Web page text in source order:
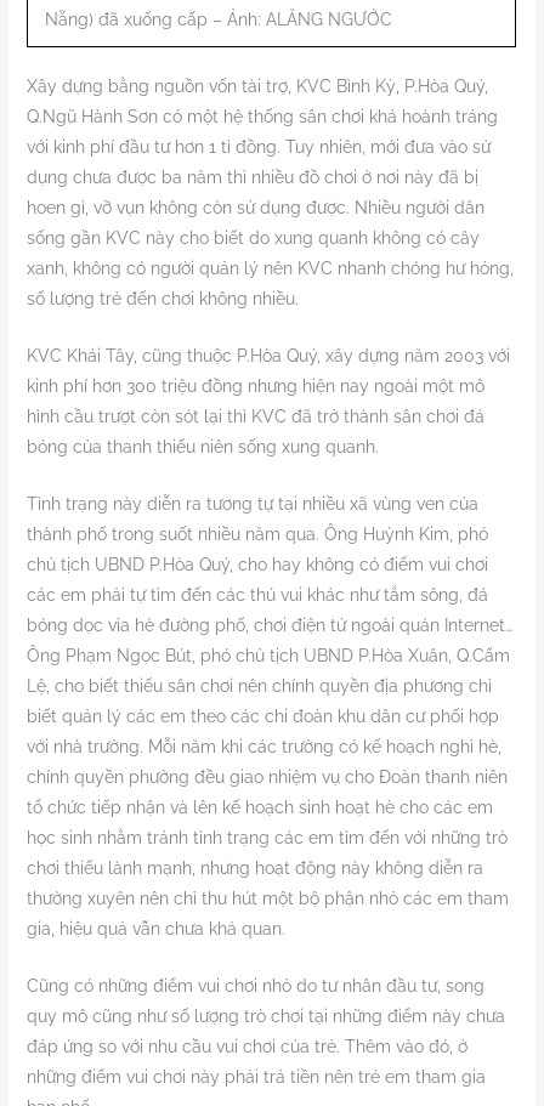
Nẵng) đã xuống cấp – Ảnh: ALĂNG NGƯỚC
Xây dựng bằng nguồn vốn tài trợ, KVC Bình Kỳ, P.Hòa Quý,
Q.Ngũ Hành Sơn có một hệ thống sân chơi khá hoành tráng
với kinh phí đầu tư hơn 1 tỉ đồng. Tuy nhiên, mới đưa vào sử
dụng chưa được ba năm thì nhiều đồ chơi ở nơi này đã bị
hoen gỉ, vỡ vụn không còn sử dụng được. Nhiều người dân
sống gần KVC này cho biết do xung quanh không có cây
xanh, không có người quản lý nên KVC nhanh chóng hư hỏng,
số lượng trẻ đến chơi không nhiều.
KVC Khái Tây, cũng thuộc P.Hòa Quý, xây dựng năm 2003 với
kinh phí hơn 300 triệu đồng nhưng hiện nay ngoài một mô
hình cầu trượt còn sót lại thì KVC đã trở thành sân chơi đá
bóng của thanh thiếu niên sống xung quanh.
Tình trạng này diễn ra tương tự tại nhiều xã vùng ven của
thành phố trong suốt nhiều năm qua. Ông Huỳnh Kim, phó
chủ tịch UBND P.Hòa Quý, cho hay không có điểm vui chơi
các em phải tự tìm đến các thú vui khác như tắm sông, đá
bóng dọc vỉa hè đường phố, chơi điện tử ngoài quán Internet…
Ông Phạm Ngọc Bút, phó chủ tịch UBND P.Hòa Xuân, Q.Cẩm
Lệ, cho biết thiếu sân chơi nên chính quyền địa phương chỉ
biết quản lý các em theo các chi đoàn khu dân cư phối hợp
với nhà trường. Mỗi năm khi các trường có kế hoạch nghỉ hè,
chính quyền phường đều giao nhiệm vụ cho Đoàn thanh niên
tổ chức tiếp nhận và lên kế hoạch sinh hoạt hè cho các em
học sinh nhằm tránh tình trạng các em tìm đến với những trò
chơi thiếu lành mạnh, nhưng hoạt động này không diễn ra
thường xuyên nên chỉ thu hút một bộ phận nhỏ các em tham
gia, hiệu quả vẫn chưa khả quan.
Cũng có những điểm vui chơi nhỏ do tư nhân đầu tư, song
quy mô cũng như số lượng trò chơi tại những điểm này chưa
đáp ứng so với nhu cầu vui chơi của trẻ. Thêm vào đó, ở
những điểm vui chơi này phải trả tiền nên trẻ em tham gia